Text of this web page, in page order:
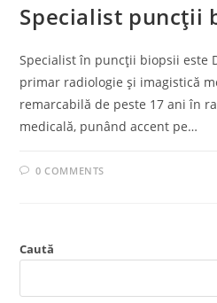
Specialist puncții
Specialist în puncții biopsii este
primar radiologie și imagistică
remarcabilă de peste 17 ani în
medicală, punând accent pe…
0 COMMENTS
Caută